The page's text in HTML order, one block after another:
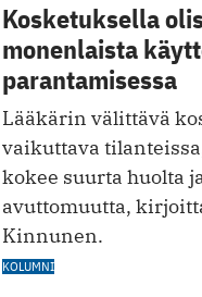
Kosketuksella
monenlaista
parantamisessa
Lääkärin välittävä
vaikuttava
kokee suurta huolta
avuttomuutta,
Kinnunen.
KOLUMNI